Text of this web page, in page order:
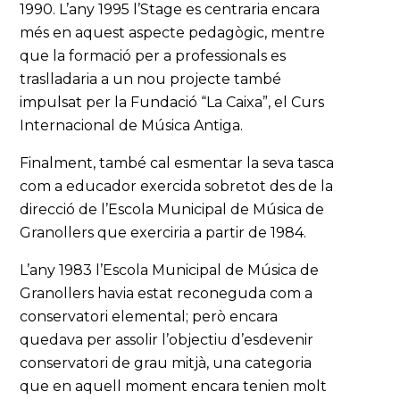
1990. L’any 1995 l’Stage es centraria encara
més en aquest aspecte pedagògic, mentre
que la formació per a professionals es
traslladaria a un nou projecte també
impulsat per la Fundació “La Caixa”, el Curs
Internacional de Música Antiga.
Finalment, també cal esmentar la seva tasca
com a educador exercida sobretot des de la
direcció de l’Escola Municipal de Música de
Granollers que exerciria a partir de 1984.
L’any 1983 l’Escola Municipal de Música de
Granollers havia estat reconeguda com a
conservatori elemental; però encara
quedava per assolir l’objectiu d’esdevenir
conservatori de grau mitjà, una categoria
que en aquell moment encara tenien molt